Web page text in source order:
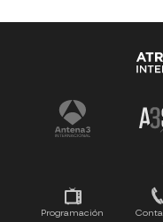
Antena 3 Noticias
Tu cara me suena
Programación